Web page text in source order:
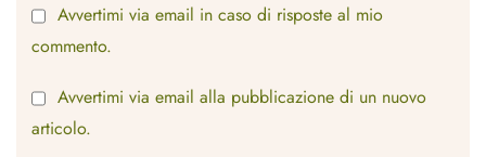
Avvertimi via email in caso di risposte al mio
commento.
Avvertimi via email alla pubblicazione di un nuovo
articolo.